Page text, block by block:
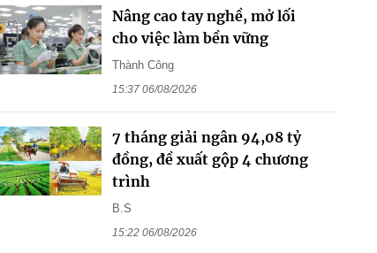
Nâng cao tay nghề, mở lối
cho việc làm bền vững
Thành Công
15:37 06/08/2026
7 tháng giải ngân 94,08 tỷ
đồng, đề xuất gộp 4 chương
trình
B.S
15:22 06/08/2026